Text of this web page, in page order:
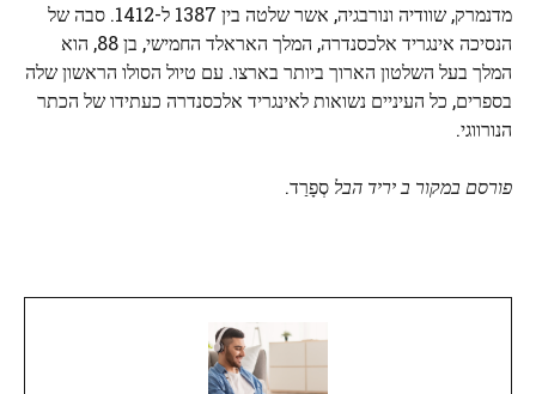
מדנמרק, שוודיה ונורבגיה, אשר שלטה בין 1387 ל-1412. סבה של
הנסיכה אינגריד אלכסנדרה, המלך האראלד החמישי, בן 88, הוא
המלך בעל השלטון הארוך ביותר בארצו. עם טיול הסולו הראשון שלה
בספרים, כל העיניים נשואות לאינגריד אלכסנדרה כעתידו של הכתר
הנורווגי.
פורסם במקור ביריד הבל סְפָרַד.